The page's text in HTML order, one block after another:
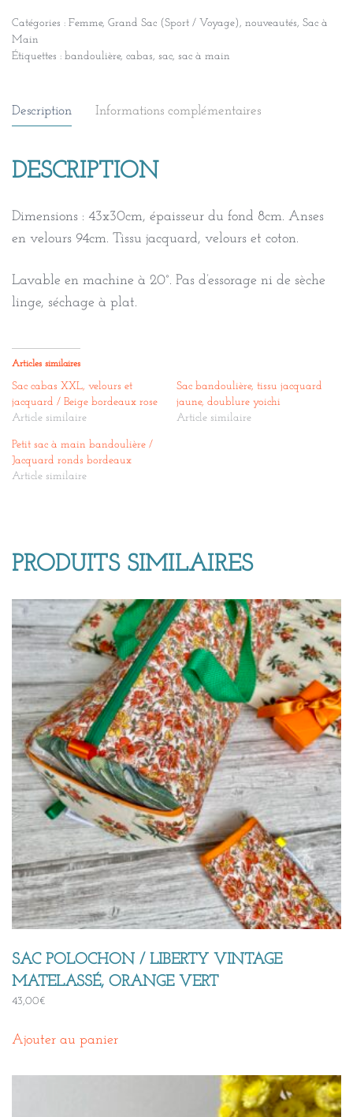
Catégories : Femme, Grand Sac (Sport / Voyage), nouveautés, Sac à
Main
Étiquettes : bandoulière, cabas, sac, sac à main
Description Informations complémentaires
DESCRIPTION
Dimensions : 43x30cm, épaisseur du fond 8cm. Anses
en velours 94cm. Tissu jacquard, velours et coton.
Lavable en machine à 20°. Pas d’essorage ni de sèche
linge, séchage à plat.
Articles similaires
Sac cabas XXL, velours et
jacquard / Beige bordeaux rose
Article similaire
Sac bandoulière, tissu jacquard
jaune, doublure yoichi
Article similaire
Petit sac à main bandoulière /
Jacquard ronds bordeaux
Article similaire
PRODUITS SIMILAIRES
SAC POLOCHON / LIBERTY VINTAGE
MATELASSÉ, ORANGE VERT
43,00€
Ajouter au panier